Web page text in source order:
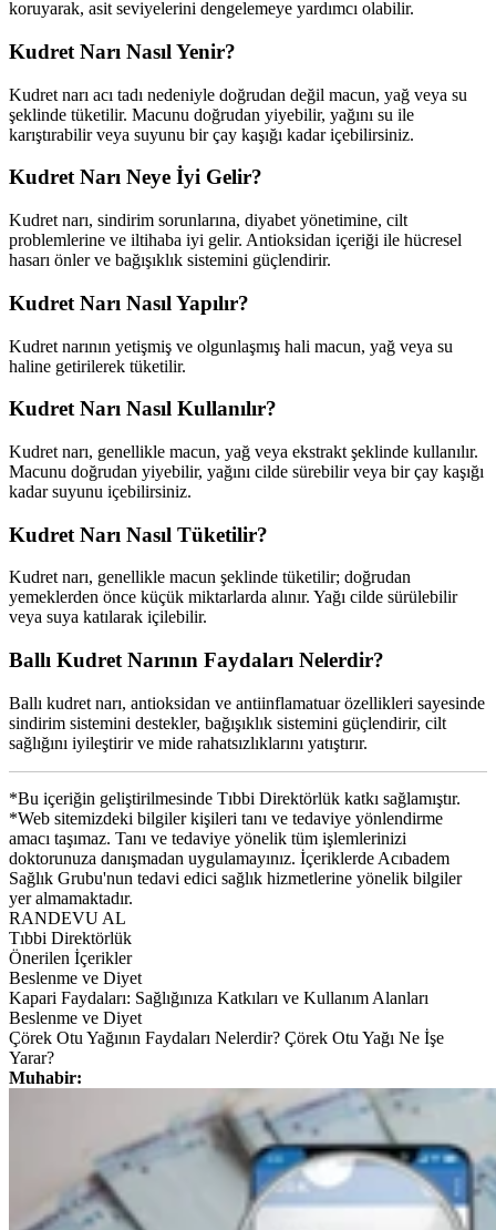
koruyarak, asit seviyelerini dengelemeye yardımcı olabilir.
Kudret Narı Nasıl Yenir?
Kudret narı acı tadı nedeniyle doğrudan değil macun, yağ veya su
şeklinde tüketilir. Macunu doğrudan yiyebilir, yağını su ile
karıştırabilir veya suyunu bir çay kaşığı kadar içebilirsiniz.
Kudret Narı Neye İyi Gelir?
Kudret narı, sindirim sorunlarına, diyabet yönetimine, cilt
problemlerine ve iltihaba iyi gelir. Antioksidan içeriği ile hücresel
hasarı önler ve bağışıklık sistemini güçlendirir.
Kudret Narı Nasıl Yapılır?
Kudret narının yetişmiş ve olgunlaşmış hali macun, yağ veya su
haline getirilerek tüketilir.
Kudret Narı Nasıl Kullanılır?
Kudret narı, genellikle macun, yağ veya ekstrakt şeklinde kullanılır.
Macunu doğrudan yiyebilir, yağını cilde sürebilir veya bir çay kaşığı
kadar suyunu içebilirsiniz.
Kudret Narı Nasıl Tüketilir?
Kudret narı, genellikle macun şeklinde tüketilir; doğrudan
yemeklerden önce küçük miktarlarda alınır. Yağı cilde sürülebilir
veya suya katılarak içilebilir.
Ballı Kudret Narının Faydaları Nelerdir?
Ballı kudret narı, antioksidan ve antiinflamatuar özellikleri sayesinde
sindirim sistemini destekler, bağışıklık sistemini güçlendirir, cilt
sağlığını iyileştirir ve mide rahatsızlıklarını yatıştırır.
*Bu içeriğin geliştirilmesinde Tıbbi Direktörlük katkı sağlamıştır.
*Web sitemizdeki bilgiler kişileri tanı ve tedaviye yönlendirme
amacı taşımaz. Tanı ve tedaviye yönelik tüm işlemlerinizi
doktorunuza danışmadan uygulamayınız. İçeriklerde Acıbadem
Sağlık Grubu'nun tedavi edici sağlık hizmetlerine yönelik bilgiler
yer almamaktadır.
RANDEVU AL
Tıbbi Direktörlük
Önerilen İçerikler
Beslenme ve Diyet
Kapari Faydaları: Sağlığınıza Katkıları ve Kullanım Alanları
Beslenme ve Diyet
Çörek Otu Yağının Faydaları Nelerdir? Çörek Otu Yağı Ne İşe
Yarar?
Muhabir: